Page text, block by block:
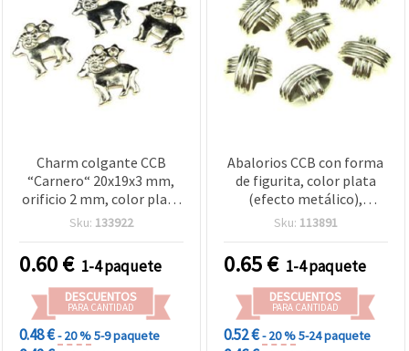
Charm colgante CCB
“Carnero“ 20x19x3 mm,
orificio 2 mm, color plata
- 10 piezas
Sku: 133922
0.60€ 1-4 paquete
DESCUENTOS
PARA CANTIDAD
0.48 €- 20 %5-9 paquete
Abalorios CCB con forma
de figurita, color plata
(efecto metálico),
13x12x9 mm, agujero 5
Sku: 113891
0.65€ 1-4 paquete
DESCUENTOS
PARA CANTIDAD
0.52 €- 20 %5-24 paquete